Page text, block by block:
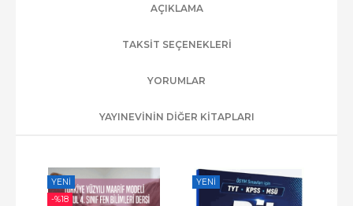
AÇIKLAMA
TAKSIT SEÇENEKLERI
YORUMLAR
YAYINEVININ DIĞER KITAPLARI
YENI
-%18
YENI